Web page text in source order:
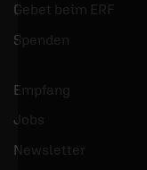
Gebet beim ERF
Spenden
Empfang
Jobs
Newsletter